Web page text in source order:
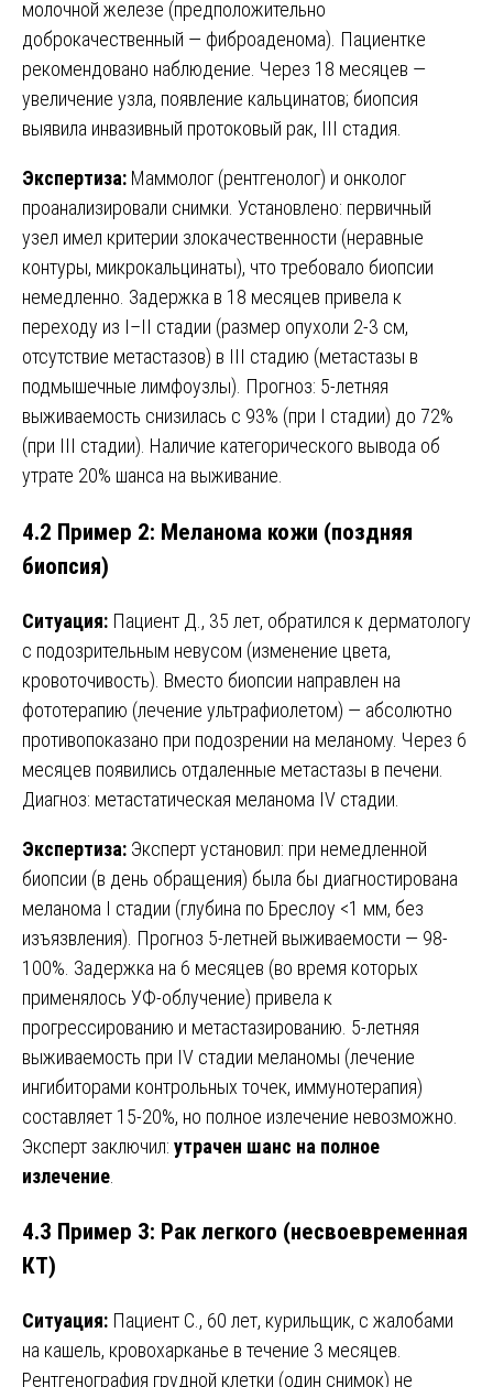
молочной железе (предположительно
доброкачественный — фиброаденома). Пациентке
рекомендовано наблюдение. Через 18 месяцев —
увеличение узла, появление кальцинатов; биопсия
выявила инвазивный протоковый рак, III стадия.
Экспертиза: Маммолог (рентгенолог) и онколог
проанализировали снимки. Установлено: первичный
узел имел критерии злокачественности (неравные
контуры, микрокальцинаты), что требовало биопсии
немедленно. Задержка в 18 месяцев привела к
переходу из I–II стадии (размер опухоли 2-3 см,
отсутствие метастазов) в III стадию (метастазы в
подмышечные лимфоузлы). Прогноз: 5-летняя
выживаемость снизилась с 93% (при I стадии) до 72%
(при III стадии). Наличие категорического вывода об
утрате 20% шанса на выживание.
4.2 Пример 2: Меланома кожи (поздняя
биопсия)
Ситуация: Пациент Д., 35 лет, обратился к дерматологу
с подозрительным невусом (изменение цвета,
кровоточивость). Вместо биопсии направлен на
фототерапию (лечение ультрафиолетом) — абсолютно
противопоказано при подозрении на меланому. Через 6
месяцев появились отдаленные метастазы в печени.
Диагноз: метастатическая меланома IV стадии.
Экспертиза: Эксперт установил: при немедленной
биопсии (в день обращения) была бы диагностирована
меланома I стадии (глубина по Бреслоу <1 мм, без
изъязвления). Прогноз 5-летней выживаемости — 98-
100%. Задержка на 6 месяцев (во время которых
применялось УФ-облучение) привела к
прогрессированию и метастазированию. 5-летняя
выживаемость при IV стадии меланомы (лечение
ингибиторами контрольных точек, иммунотерапия)
составляет 15-20%, но полное излечение невозможно.
Эксперт заключил: утрачен шанс на полное
излечение
4.3 Пример 3: Рак легкого (несвоевременная
КТ)
Ситуация: Пациент С., 60 лет, курильщик, с жалобами
на кашель, кровохарканье в течение 3 месяцев.
Рентгенография грудной клетки (один снимок) не